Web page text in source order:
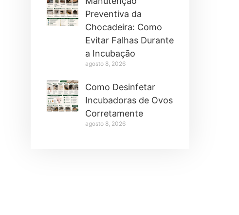
Preventiva da
Chocadeira: Como
Evitar Falhas Durante
a Incubação
agosto 8, 2026
Como Desinfetar
Incubadoras de Ovos
Corretamente
agosto 8, 2026